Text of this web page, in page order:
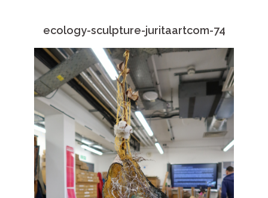
ecology-sculpture-juritaartcom-74